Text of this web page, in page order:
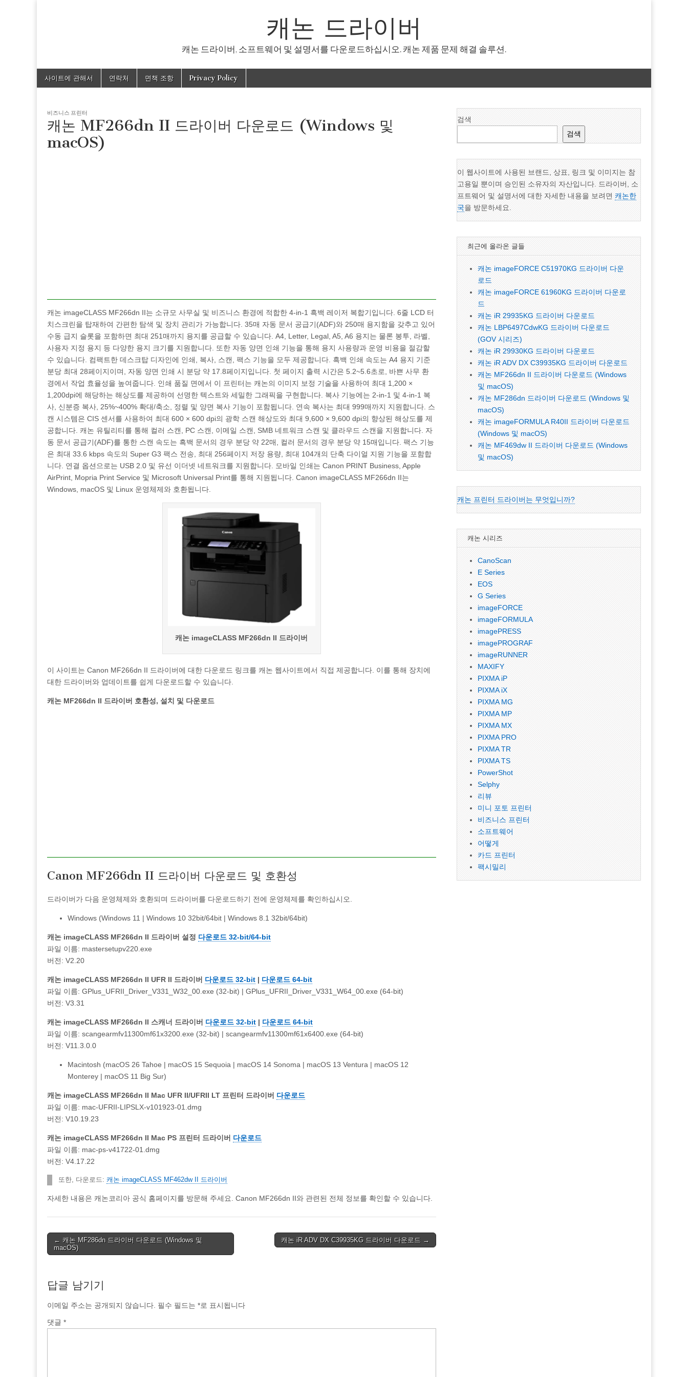
캐논 드라이버
캐논 드라이버, 소프트웨어 및 설명서를 다운로드하십시오. 캐논 제품 문제 해결 솔루션.
Main
menu
Skip
사이트에 관해서 연락처 면책 조항 Privacy Policy
비즈니스 프린터
캐논 MF266dn II 드라이버 다운로드 (Windows 및
macOS)
캐논 imageCLASS MF266dn II는 소규모 사무실 및 비즈니스 환경에 적합한 4-in-1 흑백 레이저 복합기입니다. 6줄 LCD 터
치스크린을 탑재하여 간편한 탐색 및 장치 관리가 가능합니다. 35매 자동 문서 공급기(ADF)와 250매 용지함을 갖추고 있어
수동 급지 슬롯을 포함하면 최대 251매까지 용지를 공급할 수 있습니다. A4, Letter, Legal, A5, A6 용지는 물론 봉투, 라벨,
사용자 지정 용지 등 다양한 용지 크기를 지원합니다. 또한 자동 양면 인쇄 기능을 통해 용지 사용량과 운영 비용을 절감할
수 있습니다. 컴팩트한 데스크탑 디자인에 인쇄, 복사, 스캔, 팩스 기능을 모두 제공합니다. 흑백 인쇄 속도는 A4 용지 기준
분당 최대 28페이지이며, 자동 양면 인쇄 시 분당 약 17.8페이지입니다. 첫 페이지 출력 시간은 5.2~5.6초로, 바쁜 사무 환
경에서 작업 효율성을 높여줍니다. 인쇄 품질 면에서 이 프린터는 캐논의 이미지 보정 기술을 사용하여 최대 1,200 ×
1,200dpi에 해당하는 해상도를 제공하여 선명한 텍스트와 세밀한 그래픽을 구현합니다. 복사 기능에는 2-in-1 및 4-in-1 복
사, 신분증 복사, 25%~400% 확대/축소, 정렬 및 양면 복사 기능이 포함됩니다. 연속 복사는 최대 999매까지 지원합니다. 스
캔 시스템은 CIS 센서를 사용하여 최대 600 × 600 dpi의 광학 스캔 해상도와 최대 9,600 × 9,600 dpi의 향상된 해상도를 제
공합니다. 캐논 유틸리티를 통해 컬러 스캔, PC 스캔, 이메일 스캔, SMB 네트워크 스캔 및 클라우드 스캔을 지원합니다. 자
동 문서 공급기(ADF)를 통한 스캔 속도는 흑백 문서의 경우 분당 약 22매, 컬러 문서의 경우 분당 약 15매입니다. 팩스 기능
은 최대 33.6 kbps 속도의 Super G3 팩스 전송, 최대 256페이지 저장 용량, 최대 104개의 단축 다이얼 지원 기능을 포함합
니다. 연결 옵션으로는 USB 2.0 및 유선 이더넷 네트워크를 지원합니다. 모바일 인쇄는 Canon PRINT Business, Apple
AirPrint, Mopria Print Service 및 Microsoft Universal Print를 통해 지원됩니다. Canon imageCLASS MF266dn II는
Windows, macOS 및 Linux 운영체제와 호환됩니다.
캐논 imageCLASS MF266dn II 드라이버
이 사이트는 Canon MF266dn II 드라이버에 대한 다운로드 링크를 캐논 웹사이트에서 직접 제공합니다. 이를 통해 장치에
대한 드라이버와 업데이트를 쉽게 다운로드할 수 있습니다.
캐논 MF266dn II 드라이버 호환성, 설치 및 다운로드
Canon MF266dn II 드라이버 다운로드 및 호환성
드라이버가 다음 운영체제와 호환되며 드라이버를 다운로드하기 전에 운영체제를 확인하십시오.
Windows (Windows 11 | Windows 10 32bit/64bit | Windows 8.1 32bit/64bit)
캐논 imageCLASS MF266dn II 드라이버 설정 다운로드 32-bit/64-bit
파일 이름: mastersetupv220.exe
버전: V2.20
캐논 imageCLASS MF266dn II UFR II 드라이버 다운로드 32-bit | 다운로드 64-bit
파일 이름: GPlus_UFRII_Driver_V331_W32_00.exe (32-bit) | GPlus_UFRII_Driver_V331_W64_00.exe (64-bit)
버전: V3.31
캐논 imageCLASS MF266dn II 스캐너 드라이버 다운로드 32-bit | 다운로드 64-bit
파일 이름: scangearmfv11300mf61x3200.exe (32-bit) | scangearmfv11300mf61x6400.exe (64-bit)
버전: V11.3.0.0
Macintosh (macOS 26 Tahoe | macOS 15 Sequoia | macOS 14 Sonoma | macOS 13 Ventura | macOS 12
Monterey | macOS 11 Big Sur)
캐논 imageCLASS MF266dn II Mac UFR II/UFRII LT 프린터 드라이버 다운로드
파일 이름: mac-UFRII-LIPSLX-v101923-01.dmg
버전: V10.19.23
캐논 imageCLASS MF266dn II Mac PS 프린터 드라이버 다운로드
파일 이름: mac-ps-v41722-01.dmg
버전: V4.17.22
또한, 다운로드: 캐논 imageCLASS MF462dw II 드라이버
자세한 내용은 캐논코리아 공식 홈페이지를 방문해 주세요. Canon MF266dn II와 관련된 전체 정보를 확인할 수 있습니다.
Post
navigation
← 캐논 MF286dn 드라이버 다운로드 (Windows 및
macOS)
캐논 iR ADV DX C39935KG 드라이버 다운로드 →
답글 남기기
이메일 주소는 공개되지 않습니다. 필수 필드는 *로 표시됩니다
댓글 *
검색
검색
이 웹사이트에 사용된 브랜드, 상표, 링크 및 이미지는 참
고용일 뿐이며 승인된 소유자의 자산입니다. 드라이버, 소
프트웨어 및 설명서에 대한 자세한 내용을 보려면캐논한
국을 방문하세요.
최근에 올라온 글들
캐논 imageFORCE C51970KG 드라이버 다운
로드
캐논 imageFORCE 61960KG 드라이버 다운로
드
캐논 iR 29935KG 드라이버 다운로드
캐논 LBP6497CdwKG 드라이버 다운로드
(GOV 시리즈)
캐논 iR 29930KG 드라이버 다운로드
캐논 iR ADV DX C39935KG 드라이버 다운로드
캐논 MF266dn II 드라이버 다운로드 (Windows
및 macOS)
캐논 MF286dn 드라이버 다운로드 (Windows 및
macOS)
캐논 imageFORMULA R40II 드라이버 다운로드
(Windows 및 macOS)
캐논 MF469dw II 드라이버 다운로드 (Windows
및 macOS)
캐논 프린터 드라이버는 무엇입니까?
캐논 시리즈
CanoScan
E Series
EOS
G Series
imageFORCE
imageFORMULA
imagePRESS
imagePROGRAF
imageRUNNER
MAXIFY
PIXMA iP
PIXMA iX
PIXMA MG
PIXMA MP
PIXMA MX
PIXMA PRO
PIXMA TR
PIXMA TS
PowerShot
Selphy
리뷰
미니 포토 프린터
비즈니스 프린터
소프트웨어
어떻게
카드 프린터
팩시밀리